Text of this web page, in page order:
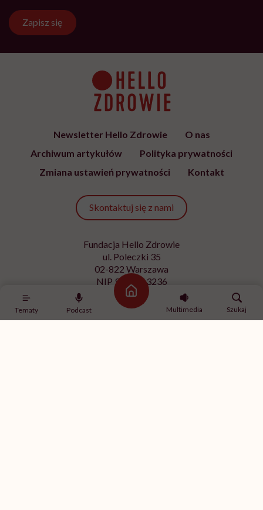
Tematy Podcast
Strona główna
Multimedia
Szukaj
Zapisz się
Newsletter Hello Zdrowie
O nas
Archiwum artykułów
Polityka prywatności
Zmiana ustawień prywatności
Kontakt
Skontaktuj się z nami
Fundacja Hello Zdrowie
ul. Poleczki 35
02-822 Warszawa
NIP 9512613236
Kontakt z redakcją
redakcja@hellozdrowie.pl